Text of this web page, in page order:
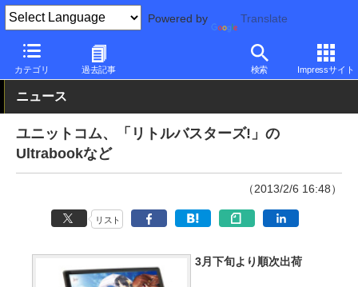
Powered by Translate
カテゴリ 過去記事 検索 Impressサイト
PC Watch パソコン/タブレット/スマートフォン モバイルノート
ニュース
ユニットコム、「リトルバスターズ!」の
Ultrabookなど
（2013/2/6 16:48）
リスト
3月下旬より順次出荷